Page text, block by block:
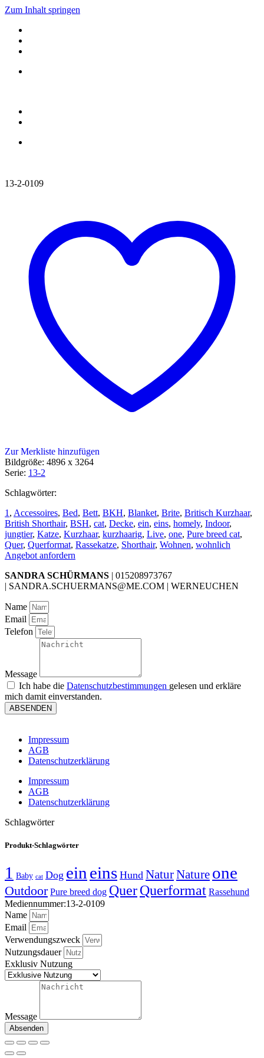
Zum Inhalt springen
13-2-0109
Zur Merkliste hinzufügen
Bildgröße: 4896 x 3264
Serie: 13-2
Schlagwörter:
1 , Accessoires, Bed, Bett, BKH, Blanket, Brite, Britisch Kurzhaar,
British Shorthair, BSH, cat, Decke, ein, eins, homely, Indoor,
jungtier, Katze, Kurzhaar, kurzhaarig, Live, one, Pure breed cat,
Quer, Querformat, Rassekatze, Shorthair, Wohnen, wohnlich
Angebot anfordern
SANDRA SCHÜRMANS | 015208973767
| SANDRA.SCHUERMANS@ME.COM | WERNEUCHEN
Name
Email
Telefon
Message
Ich habe die Datenschutzbestimmungen gelesen und erkläre
mich damit einverstanden.
ABSENDEN
Impressum
AGB
Datenschutzerklärung
Impressum
AGB
Datenschutzerklärung
Schlagwörter
Produkt-Schlagwörter
1 Baby cat Dog ein eins Hund NaturNature one
Outdoor Pure breed dog QuerQuerformat Rassehund
Mediennummer:13-2-0109
Name
Email
Verwendungszweck
Nutzungsdauer
Exklusiv Nutzung
Message
Absenden